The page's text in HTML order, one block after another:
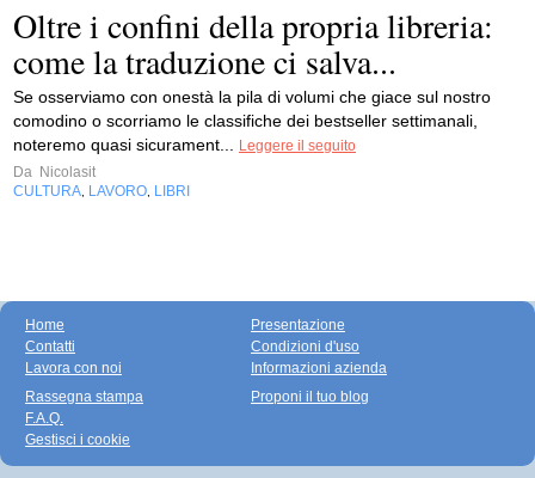
Oltre i confini della propria libreria:
come la traduzione ci salva...
Se osserviamo con onestà la pila di volumi che giace sul nostro
comodino o scorriamo le classifiche dei bestseller settimanali,
noteremo quasi sicurament...
Leggere il seguito
Da Nicolasit
CULTURA LAVORO LIBRI
Home
Contatti
Lavora con noi
Presentazione
Condizioni d'uso
Informazioni azienda
Rassegna stampa
F.A.Q.
Gestisci i cookie
Proponi il tuo blog